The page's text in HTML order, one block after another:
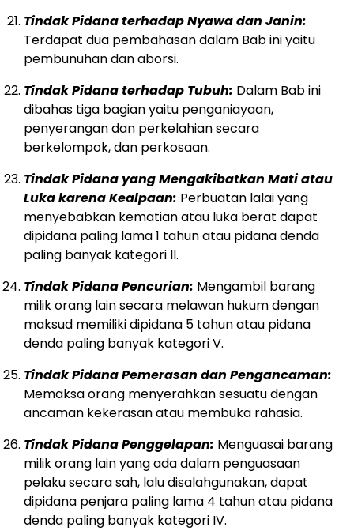
Tindak Pidana terhadap Nyawa dan Janin:
Terdapat dua pembahasan dalam Bab ini yaitu
pembunuhan dan aborsi.
Tindak Pidana terhadap Tubuh: Dalam Bab ini
dibahas tiga bagian yaitu penganiayaan,
penyerangan dan perkelahian secara
berkelompok, dan perkosaan.
Tindak Pidana yang Mengakibatkan Mati atau
Luka karena Kealpaan: Perbuatan lalai yang
menyebabkan kematian atau luka berat dapat
dipidana paling lama 1 tahun atau pidana denda
paling banyak kategori II.
Tindak Pidana Pencurian: Mengambil barang
milik orang lain secara melawan hukum dengan
maksud memiliki dipidana 5 tahun atau pidana
denda paling banyak kategori V.
Tindak Pidana Pemerasan dan Pengancaman:
Memaksa orang menyerahkan sesuatu dengan
ancaman kekerasan atau membuka rahasia.
Tindak Pidana Penggelapan: Menguasai barang
milik orang lain yang ada dalam penguasaan
pelaku secara sah, lalu disalahgunakan, dapat
dipidana penjara paling lama 4 tahun atau pidana
denda paling banyak kategori IV.